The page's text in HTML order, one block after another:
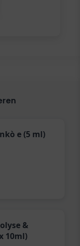
e (5 ml)
&
10ml)